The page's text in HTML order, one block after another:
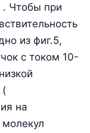
. Чтобы при
из фиг.5,
с током 10-
(
на